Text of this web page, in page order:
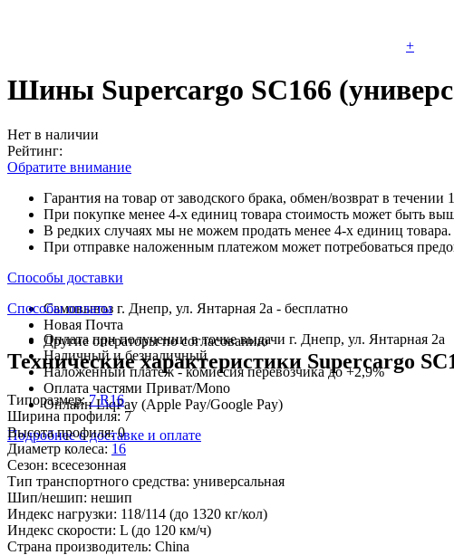
+
Шины Supercargo SC166
Нет в наличии
Рейтинг:
Обратите внимание
Гарантия на товар от заводского брака, обмен/возврат в течении
При покупке менее 4-х единиц товара стоимость может быть
В редких случаях мы не можем продать менее 4-х единиц товара.
При отправке наложенным платежом может потребоваться
Способы доставки
Самовывоз г. Днепр, ул. Янтарная 2а - бесплатно
Новая Почта
Другие операторы по согласованию
Способы оплаты
Оплата при получении в точке выдачи г. Днепр, ул. Янтарная 2а
Наличный и безналичный
Наложенный платеж - комиссия перевозчика до +2,9%
Оплата частями Приват/Mono
Онлайн LiqPay (Apple Pay/Google Pay)
Подробнее о доставке и оплате
Технические характеристики Supercargo
Типоразмер:7 R16
Ширина профиля: 7
Высота профиля:0
Диаметр колеса: 16
Сезон: всесезонная
Тип транспортного средства: универсальная
Шип/нешип: нешип
Индекс нагрузки: 118/114 (до 1320 кг/кол)
Индекс скорости: L (до 120 км/ч)
Страна производитель: China